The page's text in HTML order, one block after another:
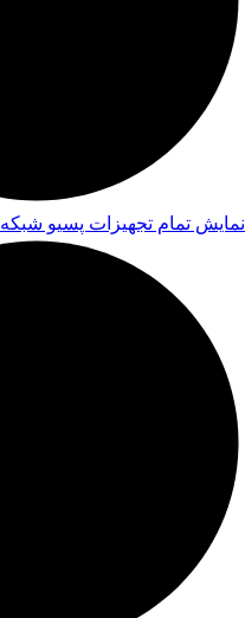
نمایش تمام تجهیزات پسیو شبکه